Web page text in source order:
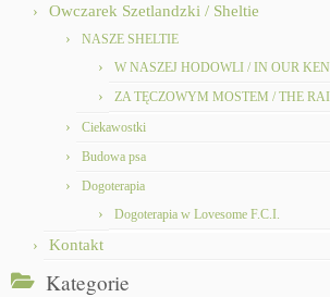
Owczarek Szetlandzki / Sheltie
NASZE SHELTIE
W NASZEJ HODOWLI / IN OUR
ZA TĘCZOWYM MOSTEM / THE
Ciekawostki
Budowa psa
Dogoterapia
Dogoterapia w Lovesome F.C.I.
Kontakt
Kategorie